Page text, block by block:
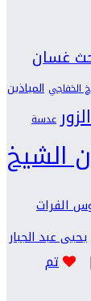
غسان
الخفاجي المياذين
عدسة
الشيخ
الفرات
يحيى عبد الجبار
تم